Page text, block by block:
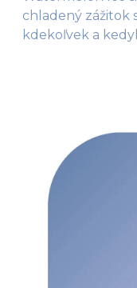
chladený
kdekoľvek a